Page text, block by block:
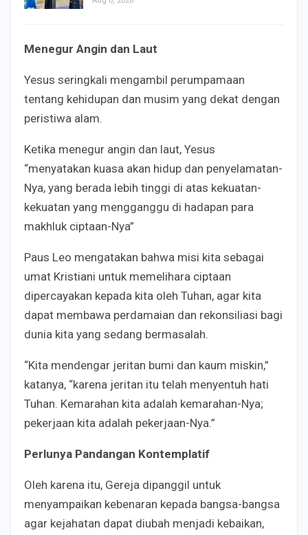
Menegur Angin dan Laut
Yesus seringkali mengambil perumpamaan
tentang kehidupan dan musim yang dekat dengan
peristiwa alam.
Ketika menegur angin dan laut, Yesus
“menyatakan kuasa akan hidup dan penyelamatan-
Nya, yang berada lebih tinggi di atas kekuatan-
kekuatan yang mengganggu di hadapan para
makhluk ciptaan-Nya”
Paus Leo mengatakan bahwa misi kita sebagai
umat Kristiani untuk memelihara ciptaan
dipercayakan kepada kita oleh Tuhan, agar kita
dapat membawa perdamaian dan rekonsiliasi bagi
dunia kita yang sedang bermasalah.
“Kita mendengar jeritan bumi dan kaum miskin,”
katanya, “karena jeritan itu telah menyentuh hati
Tuhan. Kemarahan kita adalah kemarahan-Nya;
pekerjaan kita adalah pekerjaan-Nya.”
Perlunya Pandangan Kontemplatif
Oleh karena itu, Gereja dipanggil untuk
menyampaikan kebenaran kepada bangsa-bangsa
agar kejahatan dapat diubah menjadi kebaikan,